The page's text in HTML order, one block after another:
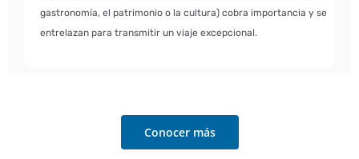
gastronomía, el patrimonio o la cultura) cobra importancia y se
entrelazan para transmitir un viaje excepcional.
Conocer más